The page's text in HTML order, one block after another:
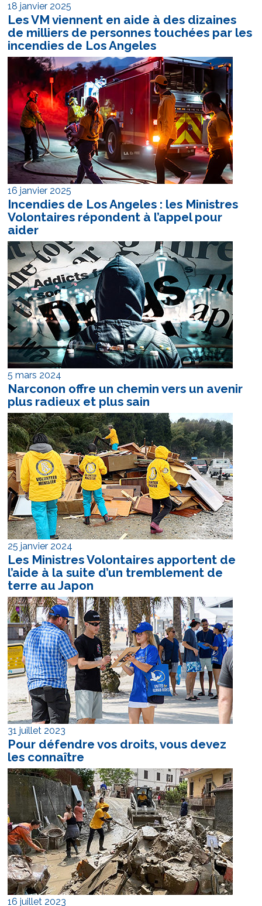
18 janvier 2025
Les VM viennent en aide à des dizaines
de milliers de personnes touchées par les
incendies de Los Angeles
16 janvier 2025
Incendies de Los Angeles : les Ministres
Volontaires répondent à l’appel pour
aider
5 mars 2024
Narconon offre un chemin vers un avenir
plus radieux et plus sain
25 janvier 2024
Les Ministres Volontaires apportent de
l’aide à la suite d’un tremblement de
terre au Japon
31 juillet 2023
Pour défendre vos droits, vous devez
les connaître
16 juillet 2023